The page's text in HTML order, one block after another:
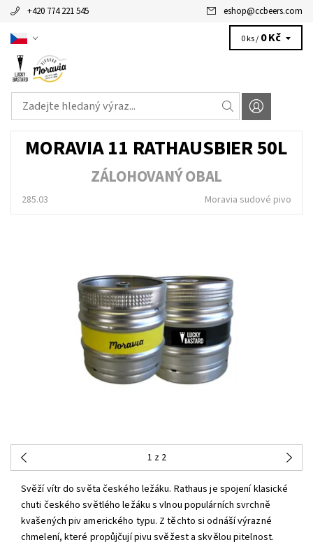
+420 774 221 545 eshop@ccbeers.com
0 ks / 0 Kč
MORAVIA 11 RATHAUSBIER 50L
ZÁLOHOVANÝ OBAL
285.03 Moravia sudové pivo
1 z 2
Svěží vítr do světa českého ležáku. Rathaus je spojení klasické
chuti českého světlého ležáku s vlnou populárních svrchně
kvašených piv amerického typu. Z těchto si odnáší výrazné
chmelení, které propůjčují pivu svěžest a skvělou pitelnost.